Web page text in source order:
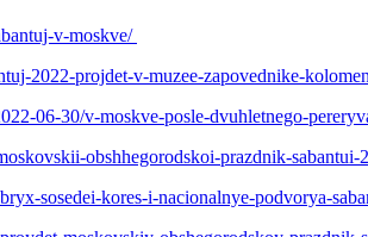
v-moskve/
2022-projdet-v-muzee-zapovednike-
06-30/v-moskve-posle-dvuhletnego-
obshhegorodskoi-prazdnik-sabantui-
sosedei-kores-i-nacionalnye-podvorya-